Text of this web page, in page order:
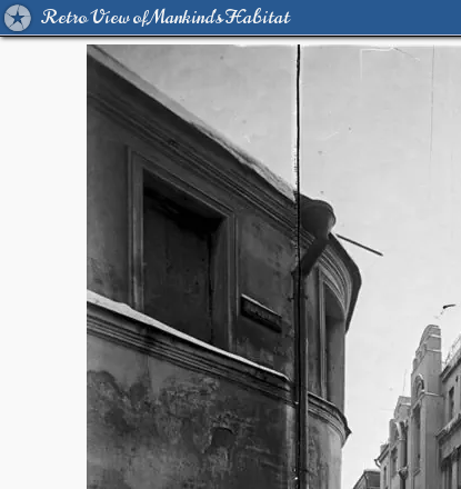
Retro View of Mankind's Habitat